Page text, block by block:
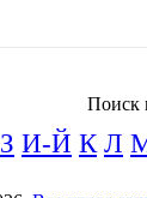
Поиск
З И-Й К Л